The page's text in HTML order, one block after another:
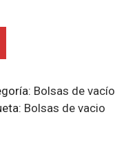
Bolsas de vacío
Bolsas de vacio